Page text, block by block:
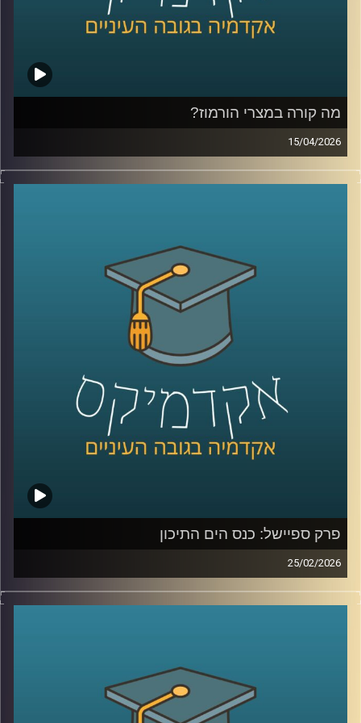
היום נדבר עם יונתן דייויס, סגן נשיא לקשרי חוץ וראש בית
הספר הבינלאומי ע״ש רפאל רקנאטי באוניברסיטת רייכמן,
מהשירות כחייל בודד בצנחנים, דרך שליחויות ברחבי העולם,
בברית המועצות לשעבר, בקייפטאון, בוסטון ורומא ועד
לעבודה יומיומית עם אלפי סטודנטים בינלאומיים, הוא רואה
מקרוב איך העולם משתנה, ואיך צעירים יהודים מקבלים
החלטות שמעצבות את העתיד שלהם.
אז מה באמת קורה היום בקמפוסים?
AudioVersity
מה קורה במצרי הורמוז?
15/04/2026
בשבועות האחרונים אנחנו שומעים אמירות דרמטיות סביב
מצרי הורמוז, דיבורים על מצור, איומים מצד איראן, ואפילו
אבל מה שמעניין הוא שלא צריך מלחמה בפועל כדי להזיז את
העולם, מספיק חשש.
איך מעבר ימי יחסית קטן מצליח להשפיע על מחירי האנרגיה,
על שרשראות אספקה, ובסוף גם על יוקר המחיה של כולנו?
ולמה גם מדינות שלא תלויות בו ישירות, עדיין מושפעות מכל
מה שקורה שם?
כדי להבין את כל זאת ועוד, נמצא איתנו היום אברי שכטר, מנהל
מכון ינאי לביטחון אנרגטי באוניברסיטת רייכמן
פרק ספיישל: כנס הים התיכון
25/02/2026
הקלטה מתוך השטח, מהכנס השמיני בנושא הים התיכון:
“כלכלה כחולה פורצת גבולות”, שהתקיים באוניברסיטת רייכמן .
כלכלה, ביטחון ושיתופי פעולה אזוריים.
בין מושבים על אנרגיה מתחדשת בים, חקלאות ימית, אצות